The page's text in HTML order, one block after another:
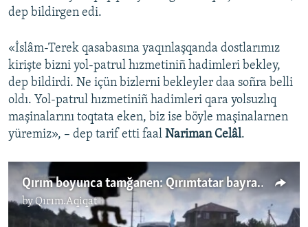
dep bildirgen edi.
«İslâm-Terek qasabasına yaqınlaşqanda dostlarımız
kirişte bizni yol-patrul hızmetiniñ hadimleri bekley,
dep bildirdi. Ne içün bizlerni bekleyler daa soñra belli
oldı. Yol-patrul hızmetiniñ hadimleri qara yolsuzlıq
maşinalarını toqtata eken, biz ise böyle maşinalarnen
yüremiz», – dep tarif etti faal Nariman Celâl.
Qırım boyunca tamğanen: Qırımtatar bayraq künü nasıl qayd etile (video)
byQırım.Aqiqat